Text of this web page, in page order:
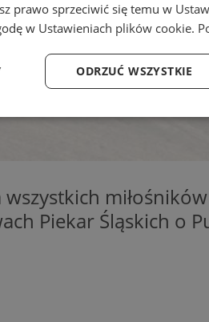
wszystkich
Piekar Śląskich o
prawo sprzeciwić się temu w
w Ustawieniach plików cookie.
ODRZUĆ WSZYSTKIE
Wydajność Targetowanie
Targetowanie